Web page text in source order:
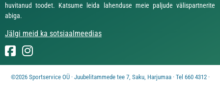
huvitanud toodet. Katsume leida lahenduse meie paljude välispartnerite
abiga.
Jälgi meid ka sotsiaalmeedias
©2026 Sportservice OÜ · Juubelitammede tee 7, Saku, Harjumaa · Tel 660 4312 ·